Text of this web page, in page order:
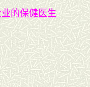
的保健医生